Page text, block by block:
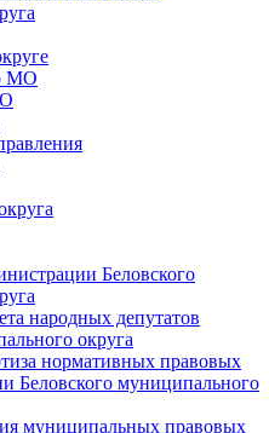
МО
Беловского
народных депутатов
округа
нормативных правовых
Беловского муниципального
муниципальных правовых